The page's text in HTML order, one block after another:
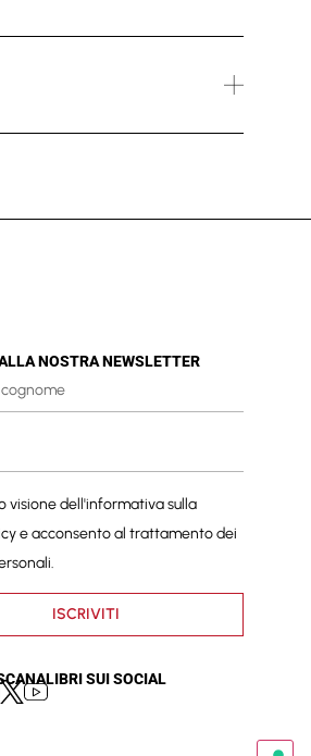
NOSTRA NEWSLETTER
visione dell'informativa sulla
e acconsento al trattamento dei
ISCRIVITI
SUI SOCIAL